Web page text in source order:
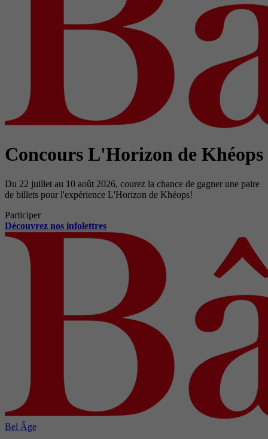
Concours L'Horizon de Khéops
Du 22 juillet au 10 août 2026, courez la chance de gagner une paire
de billets pour l'expérience L'Horizon de Khéops!
Participer
Découvrez nos infolettres
Bel Âge